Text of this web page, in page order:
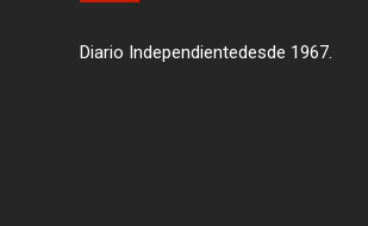
Diario Independientedesde 1967.